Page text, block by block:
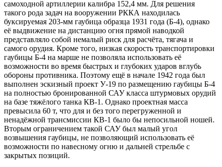
самоходной артиллерии калибра 152,4 мм. Для решения
такого рода задач на вооружении РККА находилась
буксируемая 203-мм гаубица образца 1931 года (Б-4), однако
её выдвижение на дистанцию огня прямой наводкой
представляло собой немалый риск для расчёта, тягача и
самого орудия. Кроме того, низкая скорость транспортировки
гаубицы Б-4 на марше не позволяла использовать её
возможности во время быстрых и глубоких ударов вглубь
обороны противника. Поэтому ещё в начале 1942 года был
выполнен эскизный проект У-19 по размещению гаубицы Б-4
на полностью бронированной САУ класса штурмовых орудий
на базе тяжёлого танка КВ-1. Однако проектная масса
превысила 60 т, что для и без того перегруженной и
ненадёжной трансмиссии КВ-1 было бы непосильной ношей.
Вторым ограничением такой САУ был малый угол
возвышения гаубицы, не позволяющий использовать её
возможности по навесному огню и дальней стрельбе с
закрытых позиций.